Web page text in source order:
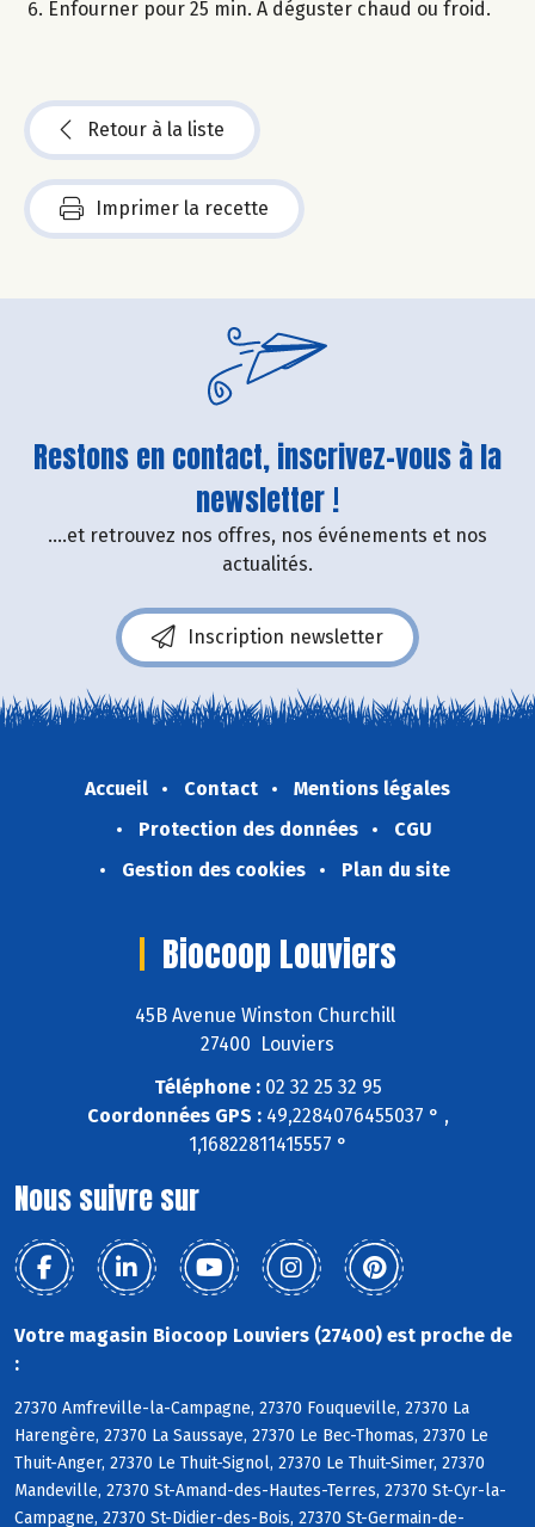
Enfourner pour 25 min. A déguster chaud ou froid.
Retour à la liste
Imprimer la recette
Restons en contact, inscrivez-vous à la
newsletter !
....et retrouvez nos offres, nos événements et nos
actualités.
Inscription newsletter
Accueil Contact
Mentions légales
Protection des données
CGU
Gestion des cookies
Plan du site
Biocoop Louviers
45B Avenue Winston Churchill
27400 Louviers
Téléphone :02 32 25 32 95
Coordonnées GPS :49,2284076455037 ° ,
1,16822811415557 °
Nous suivre sur
Votre magasin Biocoop Louviers (27400) est proche de
:
27370 Amfreville-la-Campagne, 27370 Fouqueville, 27370 La
Harengère, 27370 La Saussaye, 27370 Le Bec-Thomas, 27370 Le
Thuit-Anger, 27370 Le Thuit-Signol, 27370 Le Thuit-Simer, 27370
Mandeville, 27370 St-Amand-des-Hautes-Terres, 27370 St-Cyr-la-
Campagne, 27370 St-Didier-des-Bois, 27370 St-Germain-de-